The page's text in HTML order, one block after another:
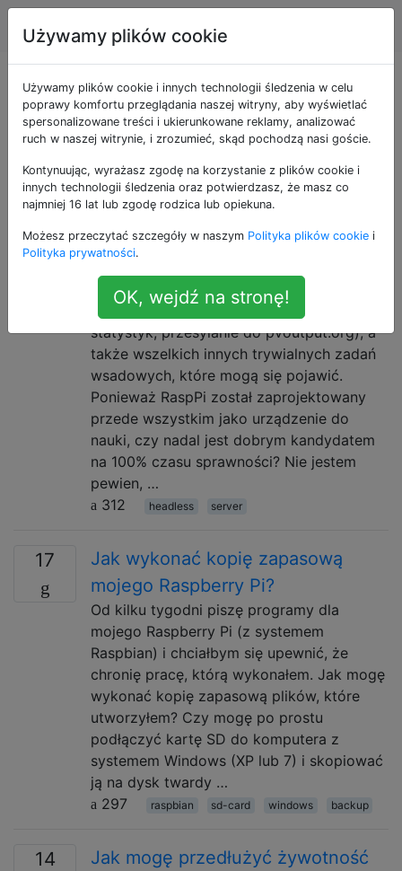
Raspberry Pi
Raspberry Pi
Pytania i odpowiedzi dla użytkowników i
Raspberry Pi
21
Czy Raspberry Pi nadaje się do
ciągłej pracy przez całą dobę?
aby wykonać podstawową automatyzację i
generowanie statystyk (np. Generowanie
statystyk, przesyłanie do pvoutput.org), a
także wszelkich innych trywialnych zadań
wsadowych, które mogą się pojawić.
Ponieważ RaspPi został zaprojektowany
przede wszystkim jako urządzenie do
nauki, czy nadal jest dobrym kandydatem
na 100% czasu sprawności? Nie jestem
pewien, …
312
headless server
17
Jak wykonać kopię zapasową
mojego Raspberry Pi?
Od kilku tygodni piszę programy dla
mojego Raspberry Pi (z systemem
Raspbian) i chciałbym się upewnić, że
chronię pracę, którą wykonałem. Jak mogę
wykonać kopię zapasową plików, które
utworzyłem? Czy mogę po prostu
podłączyć kartę SD do komputera z
systemem Windows (XP lub 7) i skopiować
ją na dysk twardy …
297
raspbian sd-card windows backup
14
Jak mogę przedłużyć żywotność
Używamy plików cookie
Używamy plików cookie i innych technologii śledzenia w celu
poprawy komfortu przeglądania naszej witryny, aby wyświetlać
spersonalizowane treści i ukierunkowane reklamy, analizować
ruch w naszej witrynie, i zrozumieć, skąd pochodzą nasi goście.
Kontynuując, wyrażasz zgodę na korzystanie z plików cookie i
innych technologii śledzenia oraz potwierdzasz, że masz co
najmniej 16 lat lub zgodę rodzica lub opiekuna.
Możesz przeczytać szczegóły w naszym Polityka plików cookie i
Polityka prywatności.
OK, wejdź na stronę!